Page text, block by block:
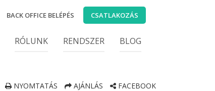
BACK OFFICE BELÉPÉS CSATLAKOZÁS
RÓLUNK RENDSZER BLOG
NYOMTATÁS AJÁNLÁS FACEBOOK